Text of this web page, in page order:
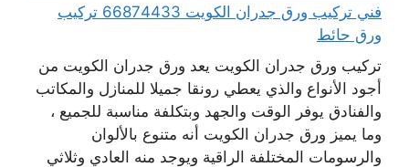
فني تركيب ورق جدران الكويت 66874433 تركيب
ورق حائط
تركيب ورق جدران الكويت يعد ورق جدران الكويت من
أجود الأنواع والذي يعطي رونقا جميلا للمنازل والمكاتب
والفنادق يوفر الوقت والجهد وبتكلفة مناسبة للجميع ،
وما يميز ورق جدران الكويت أنه متنوع بالألوان
والرسومات المختلفة الراقية ويوجد منه العادي وثلاثي